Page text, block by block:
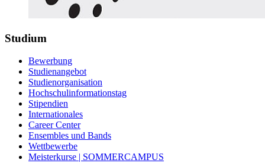
Studium
Bewerbung
Studienangebot
Studienorganisation
Hochschulinformationstag
Stipendien
Internationales
Career Center
Ensembles und Bands
Wettbewerbe
Meisterkurse | SOMMERCAMPUS